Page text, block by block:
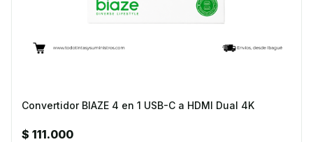
Convertidor BIAZE 4 en 1 USB-C a HDMI Dual 4K
$ 111.000